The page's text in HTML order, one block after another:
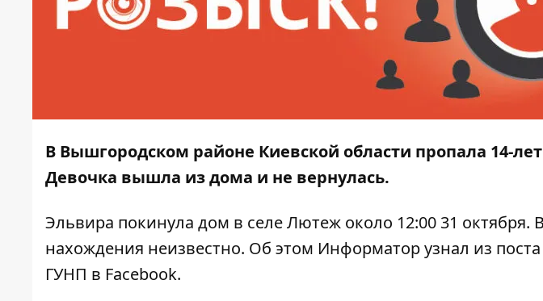
В Вышгородском районе Киевской области пропала 14-
Девочка вышла из дома и не вернулась.
Эльвира покинула дом в селе Лютеж около 12:00 31
нахождения неизвестно. Об этом Информаторузнал из
ГУНП в Facebook.